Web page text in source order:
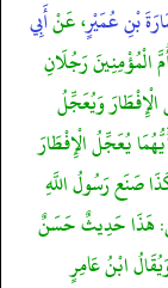
بْنِ عُمَيْرٍ، عَنْأَبِي
الْمُؤْمِنِينَ رَجُلَانِ
وَيُعَجِّلُ
يُعَجِّلُ الْإِفْطَارَ
صَنَع رَسُولُ اللَّهِ
هَذَا حَدِيثٌ حَسَنٌ
ابْنُ عَامِرٍ